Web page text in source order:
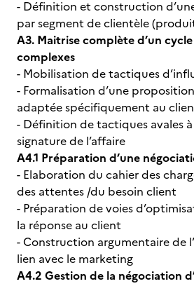
- Définition et construction
par segment de clientèle
A3. Maitrise complète d’un
complexes
- Mobilisation de tactiques
- Formalisation d’une
adaptée spécifiquement au
- Définition de tactiques avales à
signature de l’affaire
A4.1 Préparation d’une
- Elaboration du cahier des
des attentes /du besoin client
- Préparation de voies
la réponse au client
- Construction argumentaire de
lien avec le marketing
A4.2 Gestion de la négociation